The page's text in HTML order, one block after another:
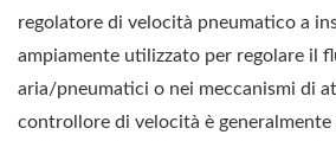
regolatore di velocità pneumatico a
ampiamente utilizzato per regolare il
aria/pneumatici o nei meccanismi di
controllore di velocità è